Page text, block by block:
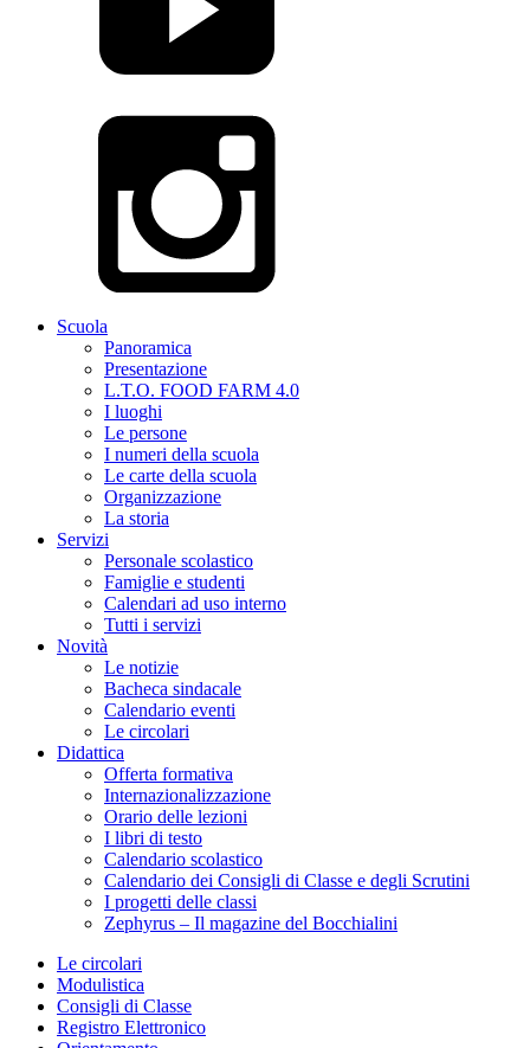
Scuola
Panoramica
Presentazione
L.T.O. FOOD FARM 4.0
I luoghi
Le persone
I numeri della scuola
Le carte della scuola
Organizzazione
La storia
Servizi
Personale scolastico
Famiglie e studenti
Calendari ad uso interno
Tutti i servizi
Novità
Le notizie
Bacheca sindacale
Calendario eventi
Le circolari
Didattica
Offerta formativa
Internazionalizzazione
Orario delle lezioni
I libri di testo
Calendario scolastico
Calendario dei Consigli di Classe e degli Scrutini
I progetti delle classi
Zephyrus – Il magazine del Bocchialini
Le circolari
Modulistica
Consigli di Classe
Registro Elettronico